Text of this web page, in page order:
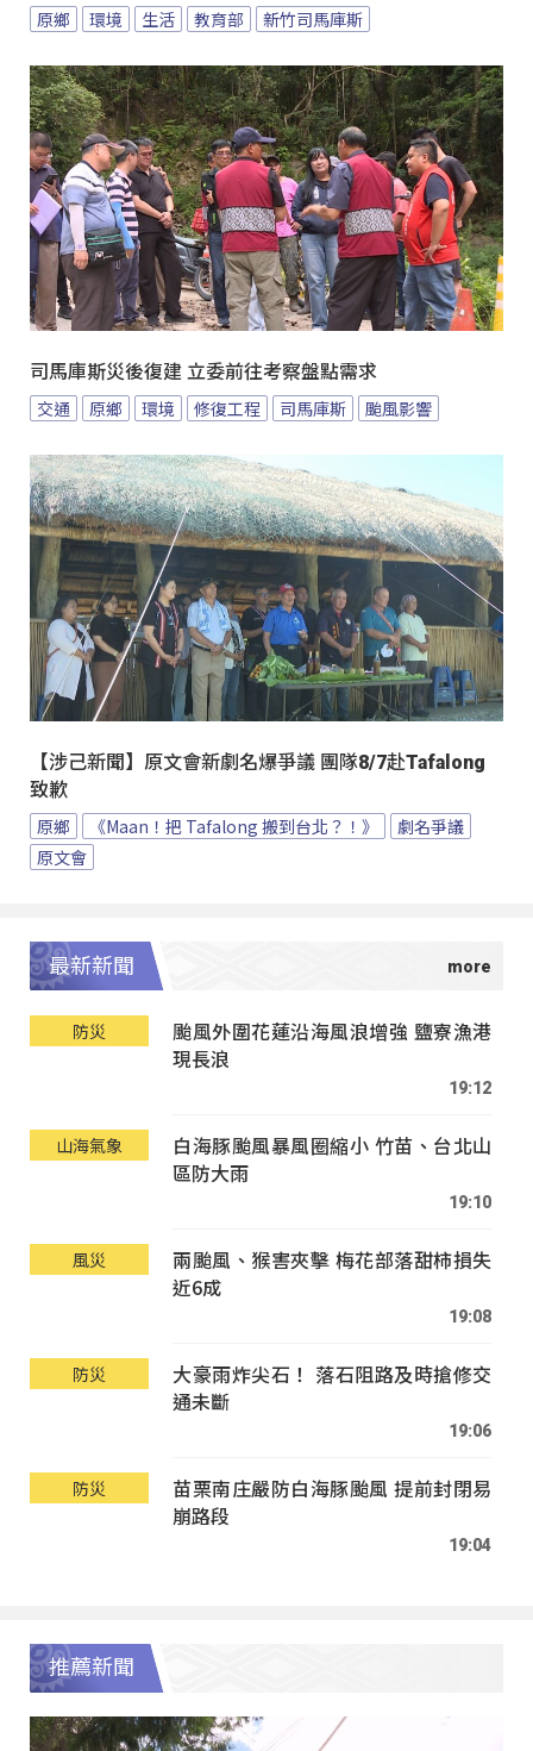
原鄉 環境 生活 教育部 新竹司馬庫斯
司馬庫斯災後復建 立委前往考察盤點需求
交通 原鄉 環境 修復工程 司馬庫斯 颱風影響
【涉己新聞】原文會新劇名爆爭議 團隊8/7赴Tafalong
致歉
原鄉 《Maan！把 Tafalong 搬到台北？！》
劇名爭議
原文會
最新新聞
防災
颱風外圍花蓮沿海風浪增強 鹽寮漁港
現長浪
19:12
山海氣象
白海豚颱風暴風圈縮小 竹苗、台北山
區防大雨
19:10
風災
兩颱風、猴害夾擊 梅花部落甜柿損失
近6成
19:08
防災
大豪雨炸尖石！ 落石阻路及時搶修交
通未斷
19:06
防災
苗栗南庄嚴防白海豚颱風 提前封閉易
崩路段
19:04
推薦新聞